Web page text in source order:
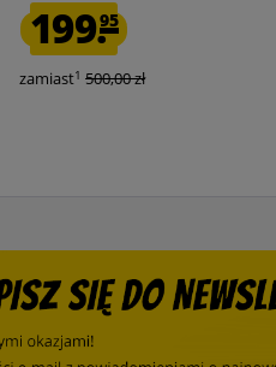
199.95
zamiast1 500,00 zł